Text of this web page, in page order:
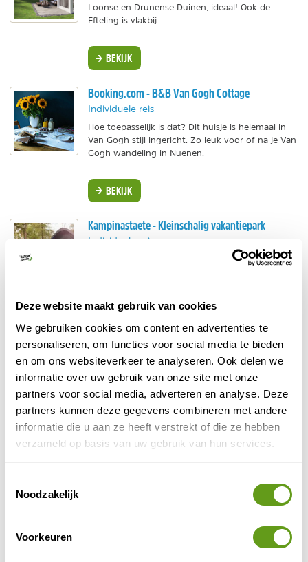
Deze website maakt gebruik van cookies
We gebruiken cookies om content en advertenties te
personaliseren, om functies voor social media te bieden
en om ons websiteverkeer te analyseren. Ook delen we
informatie over uw gebruik van onze site met onze
partners voor social media, adverteren en analyse. Deze
partners kunnen deze gegevens combineren met andere
informatie die u aan ze heeft verstrekt of die ze hebben
verzameld op basis van uw gebruik van hun services.
Noodzakelijk
Voorkeuren
Loonse en Drunense Duinen, ideaal! Ook de
Efteling is vlakbij.
BEKIJK
Booking.com - B&B Van Gogh Cottage
Individuele reis
Hoe toepasselijk is dat? Dit huisje is helemaal in
Van Gogh stijl ingericht. Zo leuk voor of na je Van
Gogh wandeling in Nuenen.
BEKIJK
Kampinastaete - Kleinschalig vakantiepark
Individuele reis
Knusse cottages en Diamond Suites.
BEKIJK
B&B 't Voske
Individuele reis
B&B in het Zundertse buitengebied.
Geniet van een uitstekend ontbijt.
BEKIJK
Logeren in het Van Gogh NP in Cromvoirt.
Loonse en Drunense Duinen